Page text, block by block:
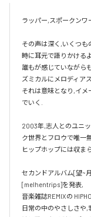
ラッパー,スポークンワ
その声は深く,いくつも
時に耳元で語りかける
誰もが感じていながら
ズミカルにメロディア
それは意味となり,イメ
でいく.
2003年,志人とのユニ
ク世界とフロウで唯一
ヒップホップには収ま
セカンドアルバム[望~
[melhentrips]を発表,
音楽雑誌REMIXの
日常の中のやさしさや